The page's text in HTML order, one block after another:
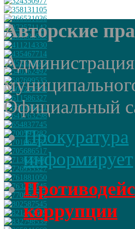
Авторские
Администрация
Официальный
Прокуратура
информирует
коррупции